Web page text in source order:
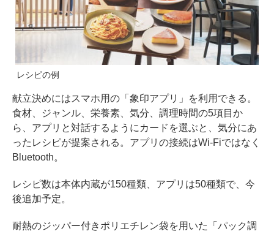
レシピの例
献立決めにはスマホ用の「象印アプリ」を利用できる。
食材、ジャンル、栄養素、気分、調理時間の5項目か
ら、アプリと対話するようにカードを選ぶと、気分にあ
ったレシピが提案される。アプリの接続はWi-Fiではなく
Bluetooth。
レシピ数は本体内蔵が150種類、アプリは50種類で、今
後追加予定。
耐熱のジッパー付きポリエチレン袋を用いた「パック調